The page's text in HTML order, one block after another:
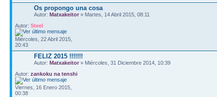
Os propongo una cosa
Autor: Matxakeitor » Martes, 14 Abril 2015, 08:11
Autor: Steel
Miércoles, 22 Abril 2015,
20:43
FELIZ 2015 !!!!!!!
Autor: Matxakeitor » Miércoles, 31 Diciembre 2014, 10:39
Autor: zankoku na tenshi
Viernes, 16 Enero 2015,
00:38